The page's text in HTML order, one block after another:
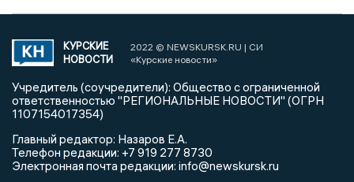
КУРСКИЕ
НОВОСТИ
2022 © NEWSKURSK.RU | СИ
«Курские новости»
Учредитель (соучредители): Общество с ограниченной
ответственностью "РЕГИОНАЛЬНЫЕ НОВОСТИ" (ОГРН
1107154017354)
Главный редактор: Назаров Е.А.
Телефон редакции: +7 919 277 8730
Электронная почта редакции: info@newskursk.ru